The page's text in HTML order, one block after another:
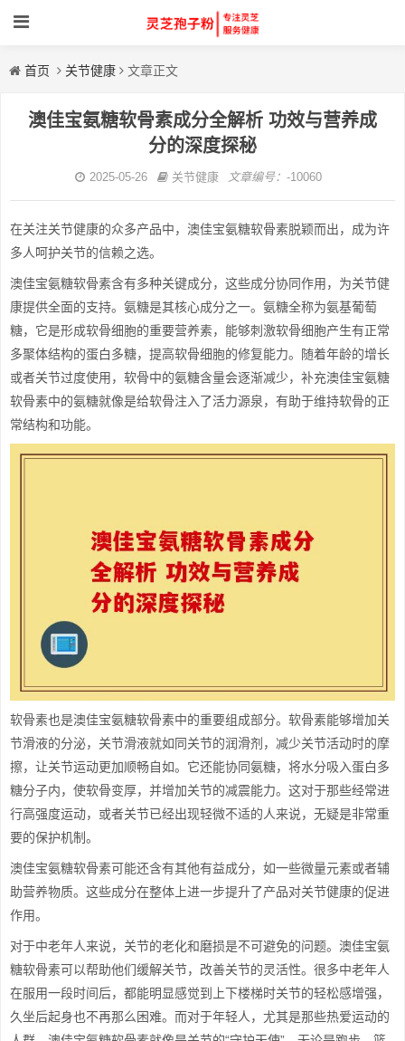
首页 关节健康 文章正文
澳佳宝氨糖软骨素成分全解析 功效与营养成
分的深度探秘
2025-05-26 关节健康 文章编号： -10060
在关注关节健康的众多产品中，澳佳宝氨糖软骨素脱颖而出，成为许
多人呵护关节的信赖之选。
澳佳宝氨糖软骨素含有多种关键成分，这些成分协同作用，为关节健
康提供全面的支持。氨糖是其核心成分之一。氨糖全称为氨基葡萄
糖，它是形成软骨细胞的重要营养素，能够刺激软骨细胞产生有正常
多聚体结构的蛋白多糖，提高软骨细胞的修复能力。随着年龄的增长
或者关节过度使用，软骨中的氨糖含量会逐渐减少，补充澳佳宝氨糖
软骨素中的氨糖就像是给软骨注入了活力源泉，有助于维持软骨的正
常结构和功能。
软骨素也是澳佳宝氨糖软骨素中的重要组成部分。软骨素能够增加关
节滑液的分泌，关节滑液就如同关节的润滑剂，减少关节活动时的摩
擦，让关节运动更加顺畅自如。它还能协同氨糖，将水分吸入蛋白多
糖分子内，使软骨变厚，并增加关节的减震能力。这对于那些经常进
行高强度运动，或者关节已经出现轻微不适的人来说，无疑是非常重
要的保护机制。
澳佳宝氨糖软骨素可能还含有其他有益成分，如一些微量元素或者辅
助营养物质。这些成分在整体上进一步提升了产品对关节健康的促进
作用。
对于中老年人来说，关节的老化和磨损是不可避免的问题。澳佳宝氨
糖软骨素可以帮助他们缓解关节，改善关节的灵活性。很多中老年人
在服用一段时间后，都能明显感觉到上下楼梯时关节的轻松感增强，
久坐后起身也不再那么困难。而对于年轻人，尤其是那些热爱运动的